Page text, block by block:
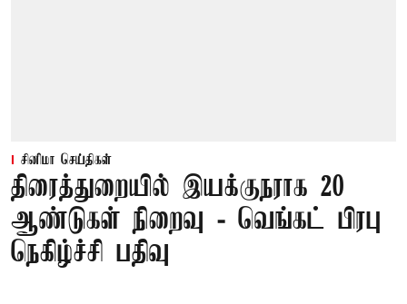
சினிமா செய்திகள்
திரைத்துறையில் இயக்குநராக 20
ஆண்டுகள் நிறைவு - வெங்கட் பிரபு
நெகிழ்ச்சி பதிவு